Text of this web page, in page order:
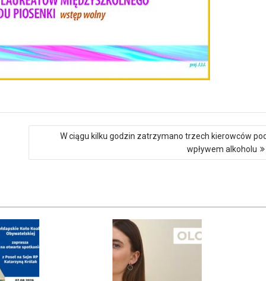
W ciągu kilku godzin zatrzymano trzech kierowców
wpływem alkoholu